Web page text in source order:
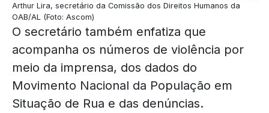
Arthur Lira, secretário da Comissão dos Direitos Humanos da
OAB/AL (Foto: Ascom)
O secretário também enfatiza que
acompanha os números de violência por
meio da imprensa, dos dados do
Movimento Nacional da População em
Situação de Rua e das denúncias.